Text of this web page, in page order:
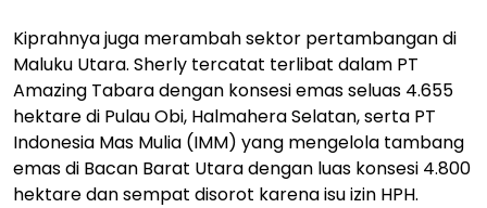
Kiprahnya juga merambah sektor pertambangan di
Maluku Utara. Sherly tercatat terlibat dalam PT
Amazing Tabara dengan konsesi emas seluas 4.655
hektare di Pulau Obi, Halmahera Selatan, serta PT
Indonesia Mas Mulia (IMM) yang mengelola tambang
emas di Bacan Barat Utara dengan luas konsesi 4.800
hektare dan sempat disorot karena isu izin HPH.